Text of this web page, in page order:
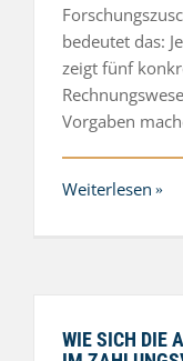
bedeutet das:
zeigt fünf
Vorgaben
Weiterlesen
WIE SICH DIE